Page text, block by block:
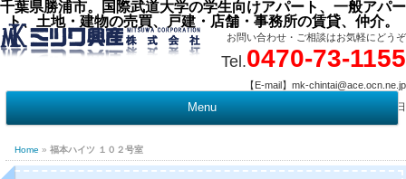
千葉県勝浦市。国際武道大学の学生向けアパート、一般アパー
ト、土地・建物の売買、戸建・店舗・事務所の賃貸、仲介。
お問い合わせ・ご相談はお気軽にどうぞ
Tel.0470-73-1155
【E-mail】mk-chintai@ace.ocn.ne.jp
【営業時間】09:00 ～ 17:15 【定 休 日】水曜・祭日
Menu
Home » 福本ハイツ １０２号室